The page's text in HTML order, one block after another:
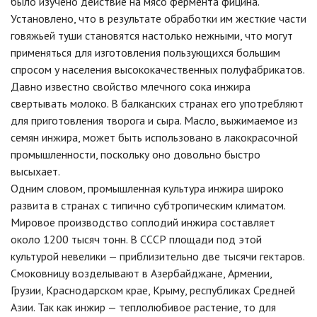
Установлено, что в результате обработки им жесткие части
говяжьей туши становятся настолько нежными, что могут
применяться для изготовления пользующихся большим
спросом у населения высококачественных полуфабрикатов.
Давно известно свойство млечного сока инжира
свертывать молоко. В балканских странах его употребляют
для приготовления творога и сыра. Масло, выжимаемое из
семян инжира, может быть использовано в лакокрасочной
промышленности, поскольку оно довольно быстро
высыхает.
Одним словом, промышленная культура инжира широко
развита в странах с типично субтропическим климатом.
Мировое производство соплодий инжира составляет
около 1200 тысяч тонн. В СССР площади под этой
культурой невелики — приблизительно две тысячи гектаров.
Смоковницу возделывают в Азербайджане, Армении,
Грузии, Краснодарском крае, Крыму, республиках Средней
Азии. Так как инжир — теплолюбивое растение, то для